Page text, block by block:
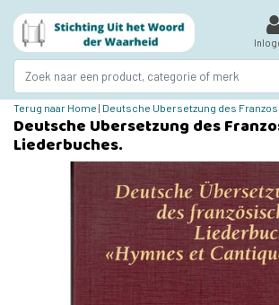
Terug naar Home | Deutsche Ubersetzung des
Deutsche Ubersetzung des
Liederbuches.